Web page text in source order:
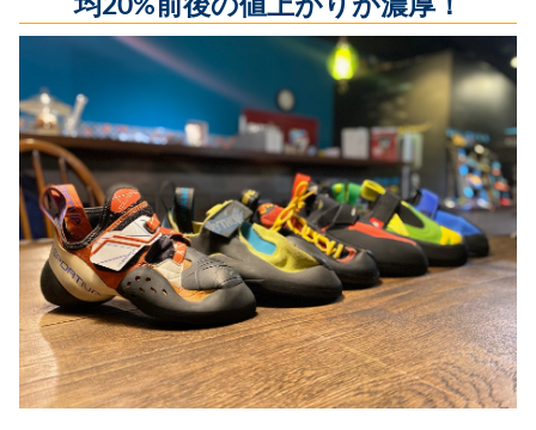
均20%前後の値上がりが濃厚！